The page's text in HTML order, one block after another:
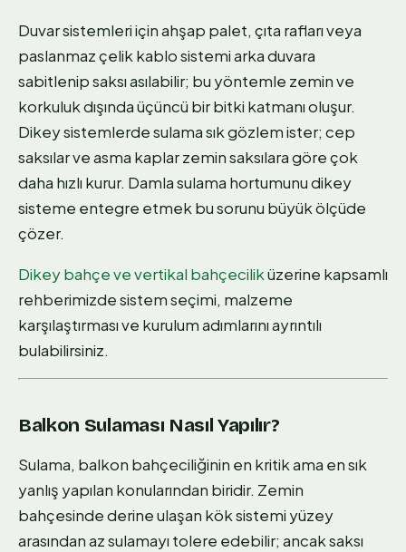
Duvar sistemleri için ahşap palet, çıta rafları veya
paslanmaz çelik kablo sistemi arka duvara
sabitlenip saksı asılabilir; bu yöntemle zemin ve
korkuluk dışında üçüncü bir bitki katmanı oluşur.
Dikey sistemlerde sulama sık gözlem ister; cep
saksılar ve asma kaplar zemin saksılara göre çok
daha hızlı kurur. Damla sulama hortumunu dikey
sisteme entegre etmek bu sorunu büyük ölçüde
çözer.
Dikey bahçe ve vertikal bahçeciliküzerine kapsamlı
rehberimizde sistem seçimi, malzeme
karşılaştırması ve kurulum adımlarını ayrıntılı
bulabilirsiniz.
Balkon Sulaması Nasıl Yapılır?
Sulama, balkon bahçeciliğinin en kritik ama en sık
yanlış yapılan konularından biridir. Zemin
bahçesinde derine ulaşan kök sistemi yüzey
arasından az sulamayı tolere edebilir; ancak saksı